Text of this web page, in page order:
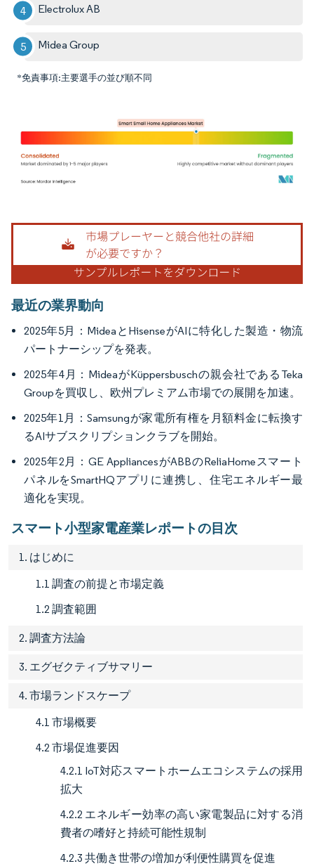
Electrolux AB
Midea Group
*免責事項:主要選手の並び順不同
画像 © Mordor Intelligence。再利用にはCC BY 4.0の表示が必要です。
最近の業界動向
2025年5月：MideaとHisenseがAIに特化した製造・物流
パートナーシップを発表。
2025年4月：MideaがKüppersbuschの親会社であるTeka
Groupを買収し、欧州プレミアム市場での展開を加速。
2025年1月：Samsungが家電所有権を月額料金に転換す
るAIサブスクリプションクラブを開始。
2025年2月：GE AppliancesがABBのReliaHomeスマート
パネルをSmartHQアプリに連携し、住宅エネルギー最
適化を実現。
スマート小型家電産業レポートの目次
1. はじめに
1.1 調査の前提と市場定義
1.2 調査範囲
2. 調査方法論
3. エグゼクティブサマリー
4. 市場ランドスケープ
4.1 市場概要
4.2 市場促進要因
4.2.1 IoT対応スマートホームエコシステムの採用
拡大
4.2.2 エネルギー効率の高い家電製品に対する消
費者の嗜好と持続可能性規制
4.2.3 共働き世帯の増加が利便性購買を促進